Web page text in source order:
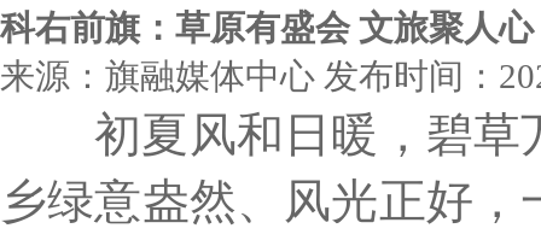
科右前旗：草原有盛会 文旅聚人心
来源：旗融媒体中心 发布时间：
初夏风和日暖，碧草
乡绿意盎然、风光正好